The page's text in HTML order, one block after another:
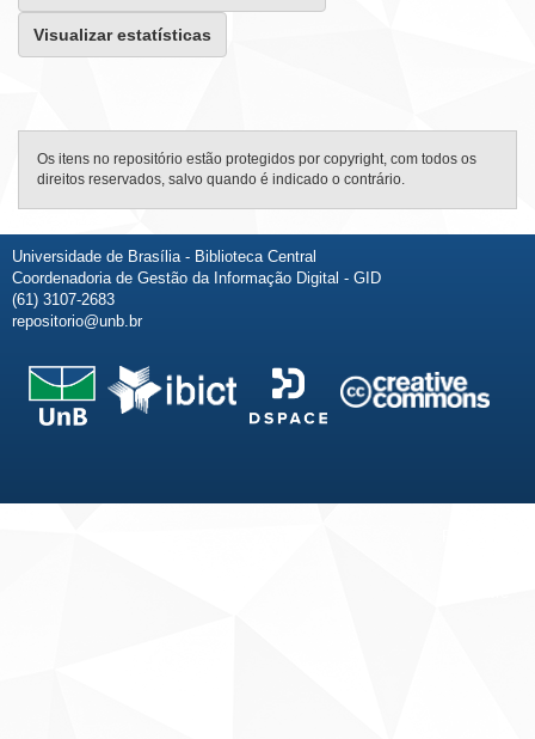
Visualizar estatísticas
Os itens no repositório estão protegidos por copyright, com todos os
direitos reservados, salvo quando é indicado o contrário.
Universidade de Brasília - Biblioteca Central
Coordenadoria de Gestão da Informação Digital - GID
(61) 3107-2683
repositorio@unb.br